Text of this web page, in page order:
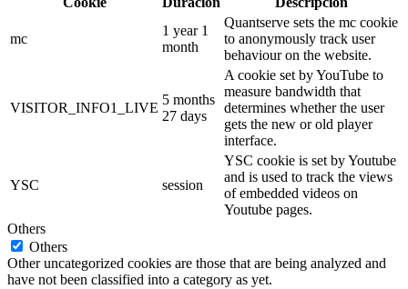
mc
1 year 1
month
Quantserve sets the mc cookie
to anonymously track user
behaviour on the website.
VISITOR_INFO1_LIVE
5 months
27 days
A cookie set by YouTube to
measure bandwidth that
determines whether the user
gets the new or old player
interface.
YSC session
YSC cookie is set by Youtube
and is used to track the views
of embedded videos on
Youtube pages.
Others
Others
Other uncategorized cookies are those that are being analyzed and
have not been classified into a category as yet.